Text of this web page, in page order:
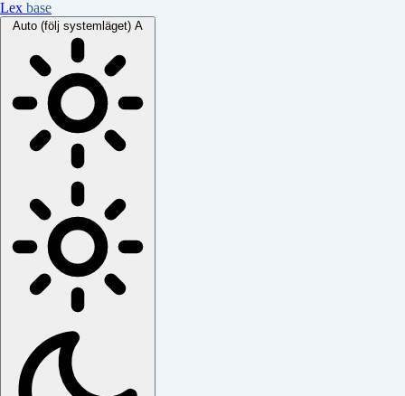
Lex base
Auto (följ systemläget) A